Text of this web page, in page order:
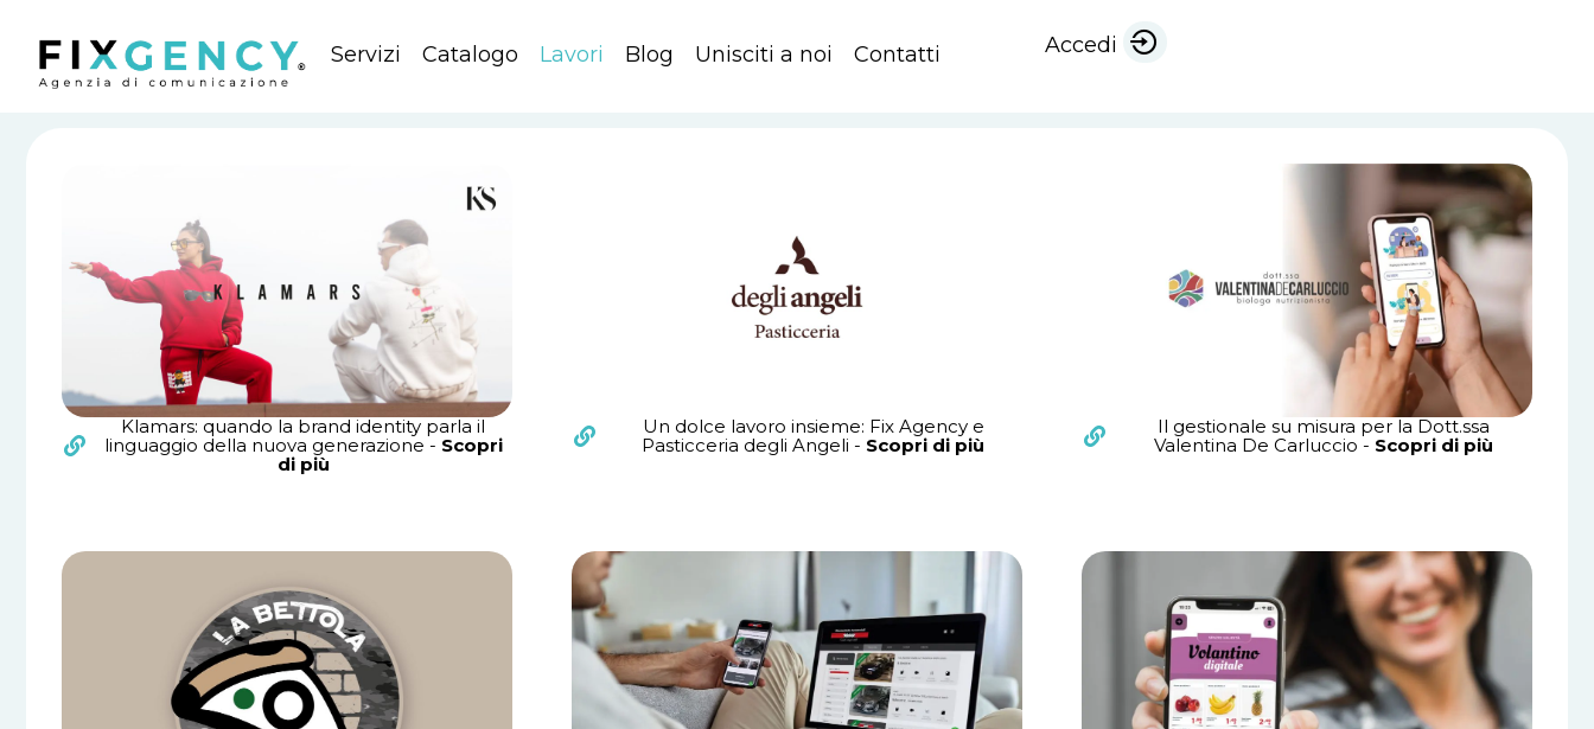
Servizi Catalogo Lavori Blog Unisciti a noi Contatti Accedi
Klamars: quando la brand identity parla il
linguaggio della nuova generazione - Scopri
di più
Un dolce lavoro insieme: Fix Agency e
Pasticceria degli Angeli - Scopri di più
Il gestionale su misura per la Dott.ssa
Valentina De Carluccio - Scopri di più